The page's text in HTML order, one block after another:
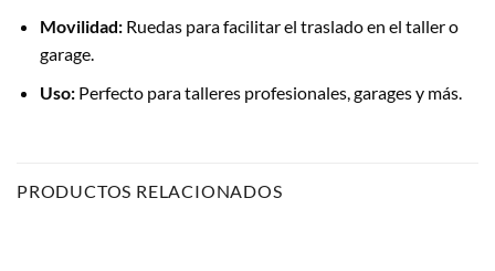
Movilidad:Ruedas para facilitar el traslado en el taller o
garage.
Uso:Perfecto para talleres profesionales, garages y más.
PRODUCTOS RELACIONADOS